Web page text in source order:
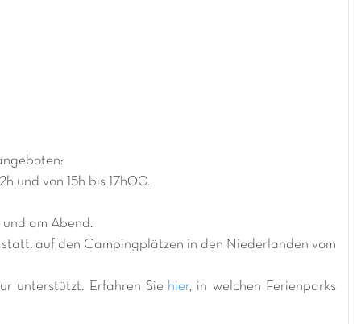
und von 15h bis 17h00.
am Abend.
auf den Campingplätzen in den Niederlanden vom
unterstützt. Erfahren Sie hier, in welchen Ferienparks